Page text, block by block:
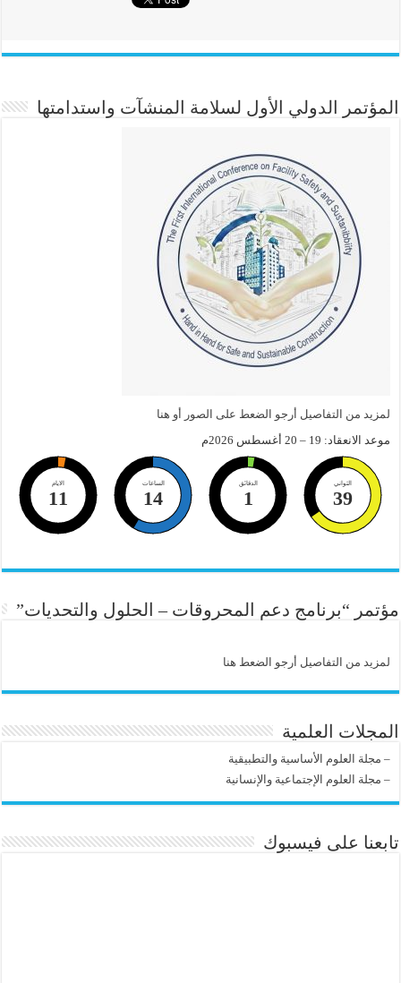
المؤتمر الدولي الأول لسلامة المنشآت واستدامتها
لمزيد من التفاصيل أرجو الضعط على الصور أو هنا
موعد الانعقاد: 19 – 20 أغسطس 2026م
الايام
11
الساعات
14
الدقائق
1
الثواني
38
مؤتمر “برنامج دعم المحروقات – الحلول والتحديات”
لمزيد من التفاصيل أرجو الضعط هنا
المجلات العلمية
– مجلة العلوم الأساسية والتطبيقية
– مجلة العلوم الإجتماعية والإنسانية
تابعنا على فيسبوك